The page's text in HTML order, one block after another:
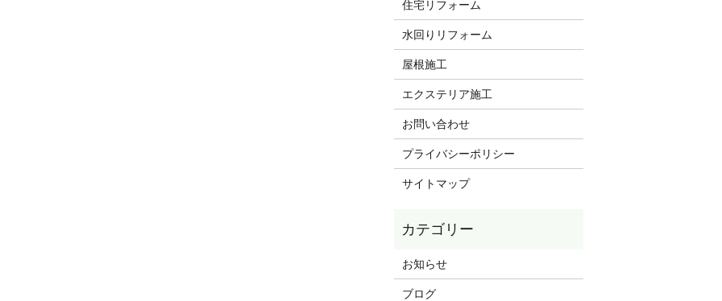
住宅リフォーム
水回りリフォーム
屋根施工
エクステリア施工
お問い合わせ
プライバシーポリシー
サイトマップ
お知らせ
ブログ